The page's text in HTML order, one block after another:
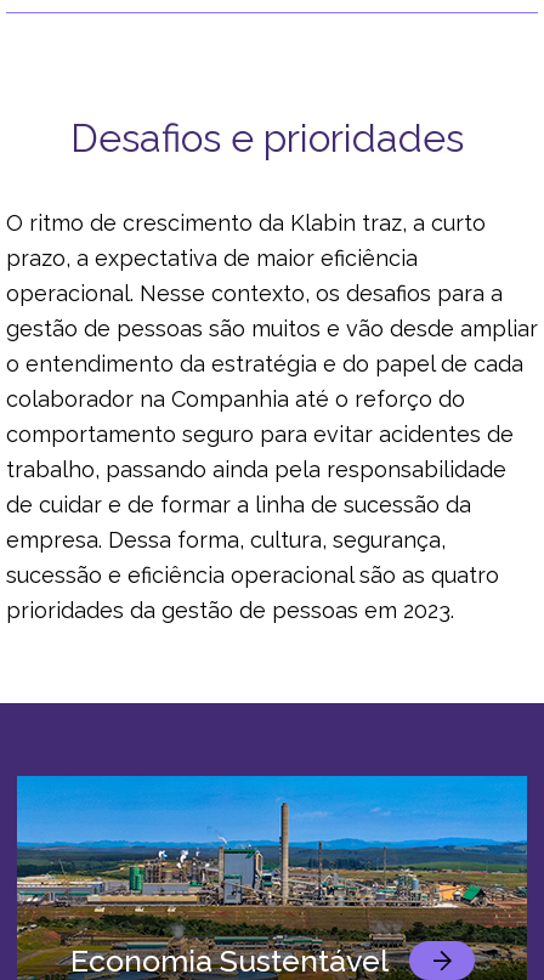
Desafios e prioridades
O ritmo de crescimento da Klabin traz, a curto
prazo, a expectativa de maior eficiência
operacional. Nesse contexto, os desafios para a
gestão de pessoas são muitos e vão desde ampliar
o entendimento da estratégia e do papel de cada
colaborador na Companhia até o reforço do
comportamento seguro para evitar acidentes de
trabalho, passando ainda pela responsabilidade
de cuidar e de formar a linha de sucessão da
empresa. Dessa forma, cultura, segurança,
sucessão e eficiência operacional são as quatro
prioridades da gestão de pessoas em 2023.
Economia Sustentável